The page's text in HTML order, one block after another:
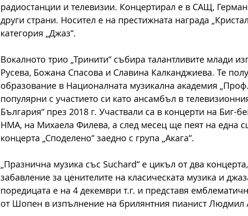
радиостанции и телевизии. Концертирал е в САЩ,
други страни. Носител е на престижната награда
категория „Джаз“.
Вокалното трио „Тринити“ събира талантливите млади
Русева, Божана Спасова и Славина Калканджиева. Те
образование в Националната музикална академия
популярни с участието си като ансамбъл в
България“ през 2018 г. Участвали са в концерти на Биг-
НМА, на Михаела Филева, а след месец ще пеят на една
концерта „Споделено“ заедно с група „Акага“.
„Празнична музика със Suchard“ е цикъл от два
забавление за ценителите на класическата музика и
поредицата е на 4 декември т.г. и представя
от Шопен в изпълнение на брилянтния пианист Людмил